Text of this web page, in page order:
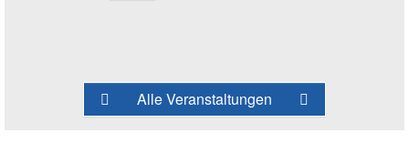
Alle Veranstaltungen